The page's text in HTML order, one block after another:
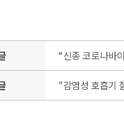
“신종 코로나바
"감염성 호흡기